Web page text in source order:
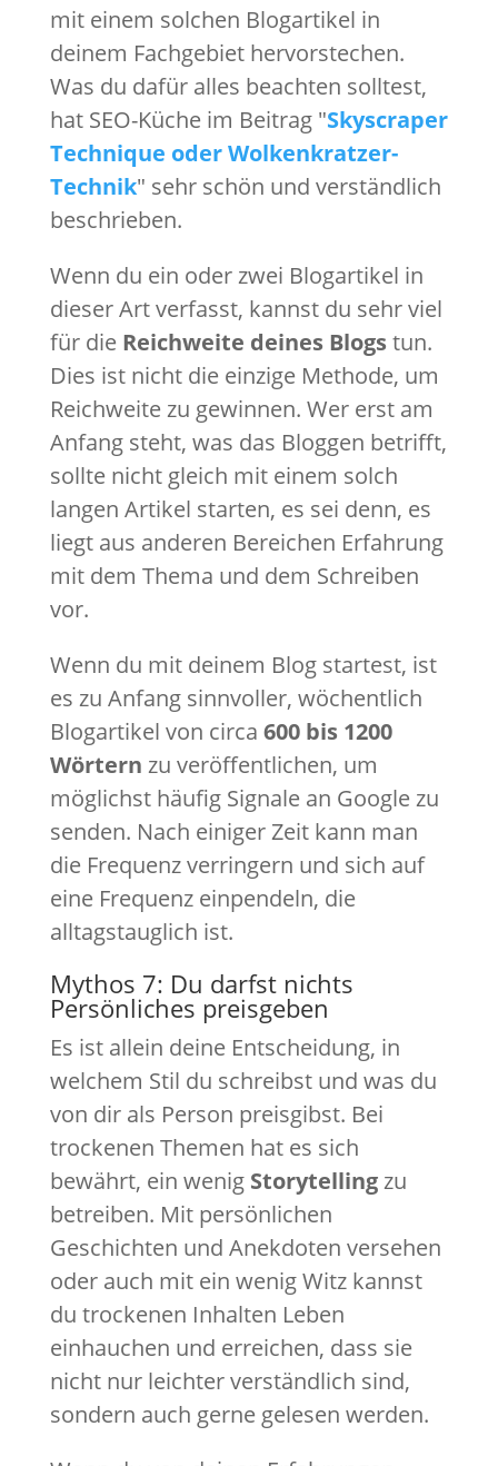
mit einem solchen Blogartikel in
deinem Fachgebiet hervorstechen.
Was du dafür alles beachten solltest,
hat SEO-Küche im Beitrag "Skyscraper
Technique oder Wolkenkratzer-
Technik" sehr schön und verständlich
beschrieben.
Wenn du ein oder zwei Blogartikel in
dieser Art verfasst, kannst du sehr viel
für die Reichweite deines Blogstun.
Dies ist nicht die einzige Methode, um
Reichweite zu gewinnen. Wer erst am
Anfang steht, was das Bloggen betrifft,
sollte nicht gleich mit einem solch
langen Artikel starten, es sei denn, es
liegt aus anderen Bereichen Erfahrung
mit dem Thema und dem Schreiben
vor.
Wenn du mit deinem Blog startest, ist
es zu Anfang sinnvoller, wöchentlich
Blogartikel von circa 600 bis 1200
Wörtern zu veröffentlichen, um
möglichst häufig Signale an Google zu
senden. Nach einiger Zeit kann man
die Frequenz verringern und sich auf
eine Frequenz einpendeln, die
alltagstauglich ist.
Mythos 7: Du darfst nichts
Persönliches preisgeben
Es ist allein deine Entscheidung, in
welchem Stil du schreibst und was du
von dir als Person preisgibst. Bei
trockenen Themen hat es sich
bewährt, ein wenig Storytellingzu
betreiben. Mit persönlichen
Geschichten und Anekdoten versehen
oder auch mit ein wenig Witz kannst
du trockenen Inhalten Leben
einhauchen und erreichen, dass sie
nicht nur leichter verständlich sind,
sondern auch gerne gelesen werden.